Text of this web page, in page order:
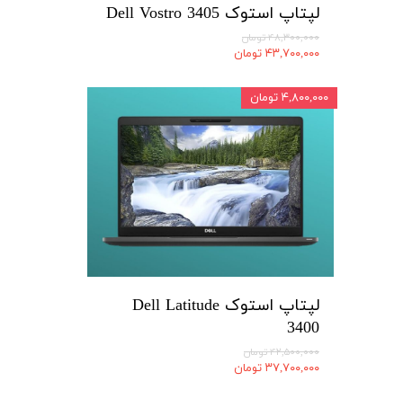
لپتاپ استوک Dell Vostro 3405
۴۸,۳۰۰,۰۰۰ تومان
۴۳,۷۰۰,۰۰۰ تومان
لپتاپ استوک Dell Latitude
3400
۴۲,۵۰۰,۰۰۰ تومان
۳۷,۷۰۰,۰۰۰ تومان
۴,۸۰۰,۰۰۰ تومان